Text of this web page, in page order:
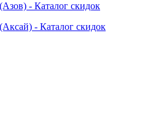
- Каталог скидок
- Каталог скидок